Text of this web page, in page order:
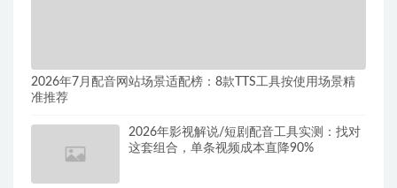
2026年7月配音网站场景适配榜：8款TTS工具按使用场景精
准推荐
2026年影视解说/短剧配音工具实测：找对
这套组合，单条视频成本直降90%